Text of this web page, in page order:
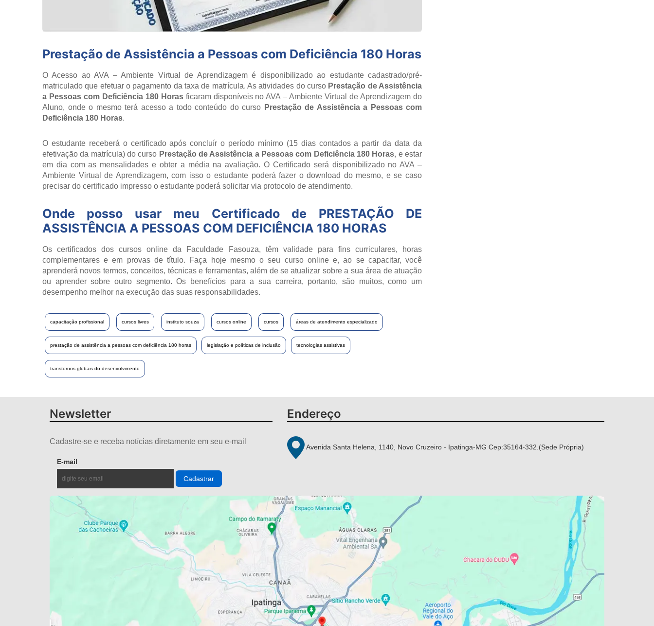
Prestação de Assistência a Pessoas com Deficiência 180 Horas
O Acesso ao AVA – Ambiente Virtual de Aprendizagem é disponibilizado ao estudante cadastrado/pré-
matriculado que efetuar o pagamento da taxa de matrícula. As atividades do curso Prestação de Assistência
a Pessoas com Deficiência 180 Horasficaram disponíveis no AVA – Ambiente Virtual de Aprendizagem do
Aluno, onde o mesmo terá acesso a todo conteúdo do curso Prestação de Assistência a Pessoas com
Deficiência 180 Horas.
O estudante receberá o certificado após concluír o período mínimo (15 dias contados a partir da data da
efetivação da matrícula) do curso Prestação de Assistência a Pessoas com Deficiência 180 Horas, e estar
em dia com as mensalidades e obter a média na avaliação. O Certificado será disponibilizado no AVA –
Ambiente Virtual de Aprendizagem, com isso o estudante poderá fazer o download do mesmo, e se caso
precisar do certificado impresso o estudante poderá solicitar via protocolo de atendimento.
Onde posso usar meu Certificado de PRESTAÇÃO DE
ASSISTÊNCIA A PESSOAS COM DEFICIÊNCIA 180 HORAS
Os certificados dos cursos online da Faculdade Fasouza, têm validade para fins curriculares, horas
complementares e em provas de título. Faça hoje mesmo o seu curso online e, ao se capacitar, você
aprenderá novos termos, conceitos, técnicas e ferramentas, além de se atualizar sobre a sua área de atuação
ou aprender sobre outro segmento. Os benefícios para a sua carreira, portanto, são muitos, como um
desempenho melhor na execução das suas responsabilidades.
capacitação profissional cursos livres instituto souza cursos online cursos áreas de atendimento especializado
prestação de assistência a pessoas com deficiência 180 horas legislação e políticas de inclusão tecnologias assistivas
transtornos globais do desenvolvimento
Newsletter
Cadastre-se e receba notícias diretamente em seu e-mail
E-mail
Endereço
Avenida Santa Helena, 1140, Novo Cruzeiro - Ipatinga-MG Cep:35164-332.(Sede Própria)